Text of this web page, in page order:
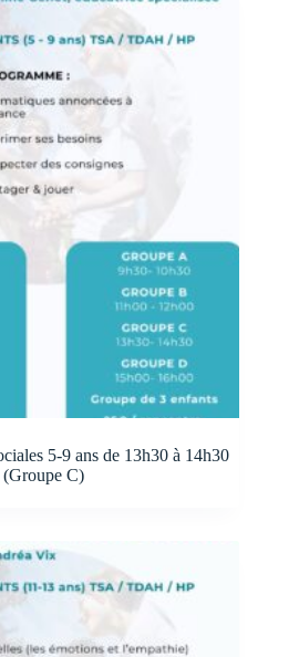
5-9 ans de 13h30 à 14h30
(Groupe C)